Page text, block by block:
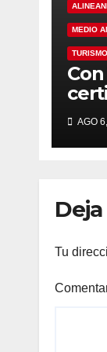
MEDIO
TURISMO
AGO
Tu